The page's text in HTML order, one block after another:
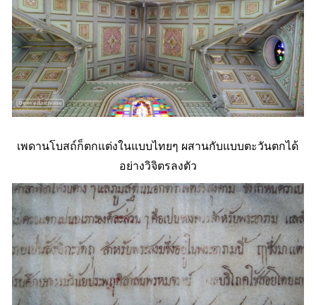
เพดานโบสถ์ก็ตกแต่งในแบบไทยๆ ผสานกับแบบตะวันตกได้
อย่างวิจิตรลงตัว